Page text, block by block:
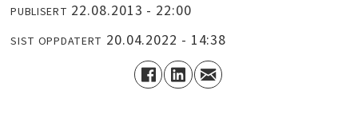
PUBLISERT 22.08.2013 - 22:00
SIST OPPDATERT 20.04.2022 - 14:38